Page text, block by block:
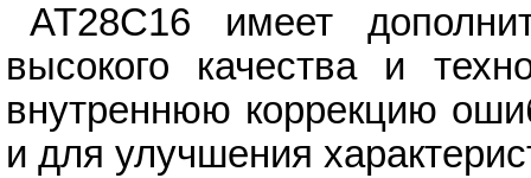
AT28С16 имеет
высокого качества и
внутреннюю коррекцию
и для улучшения